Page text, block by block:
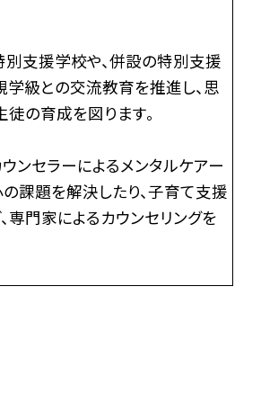
支援学校や、併設の特別支援
学級との交流教育を推進し、思
徒の育成を図ります。
ンセラーによるメンタルケアー
課題を解決したり、子育て支援
専門家によるカウンセリングを